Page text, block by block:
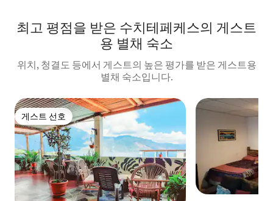
최고 평점을 받은 수치테페케스의 게스트
용 별채 숙소
위치, 청결도 등에서 게스트의 높은 평가를 받은 게스트용
별채 숙소입니다.
게스트 선호
게스트 선호